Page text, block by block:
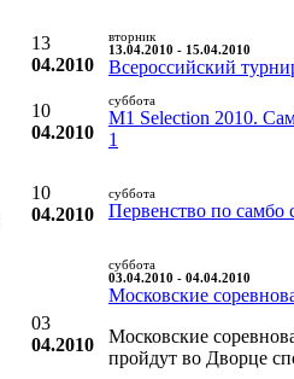
13
04.2010
вторник
13.04.2010 - 15.04.2010
Всероссийский
10
04.2010
суббота
M1 Selection 2010.
1
10
04.2010
суббота
Первенство по самбо
03
04.2010
суббота
03.04.2010 - 04.04.2010
Московские
Московские
пройдут во Дворце